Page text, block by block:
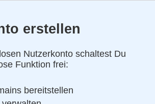
erstellen
Nutzerkonto schaltest Du
Funktion frei:
bereitstellen